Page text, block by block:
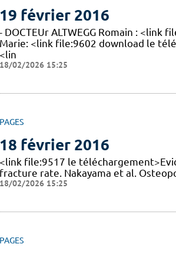
19 février 2016
- DOCTEUr ALTWEGG Romain :
Marie: <link file:9602 download le
<lin
18/02/2026 15:25
PAGES
18 février 2016
<link file:9517 le
fracture rate. Nakayama et al.
18/02/2026 15:25
PAGES